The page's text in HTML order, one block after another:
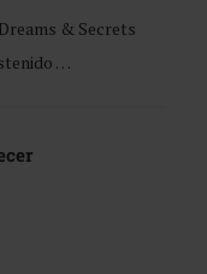
& Secrets
…